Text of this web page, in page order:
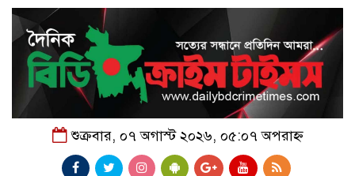
শুক্রবার, ০৭ অগাস্ট ২০২৬, ০৫:০৭ অপরাহ্ন